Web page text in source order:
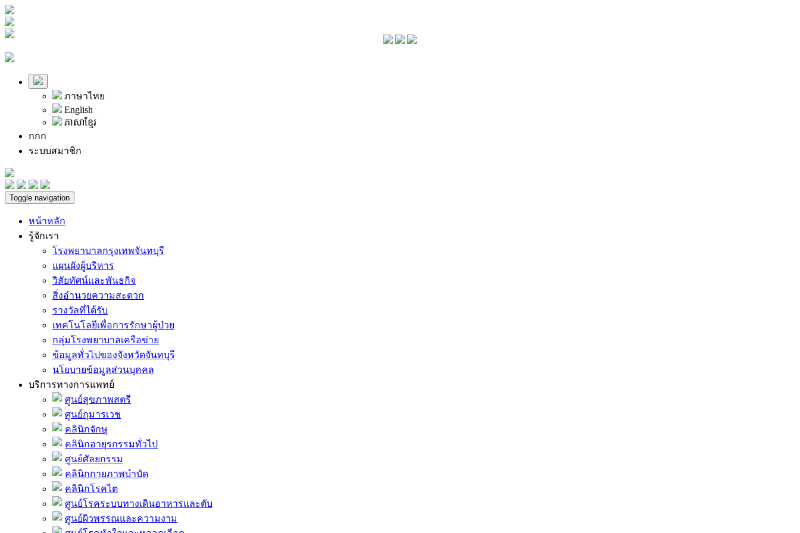
ภาษาไทย
English
ភាសាខ្មែរ
กกก
ระบบสมาชิก
Toggle navigation
หน้าหลัก
รู้จักเรา
โรงพยาบาลกรุงเทพจันทบุรี
แผนผังผู้บริหาร
วิสัยทัศน์และพันธกิจ
สิ่งอำนวยความสะดวก
รางวัลที่ได้รับ
เทคโนโลยีเพื่อการรักษาผู้ป่วย
กลุ่มโรงพยาบาลเครือข่าย
ข้อมูลทั่วไปของจังหวัดจันทบุรี
นโยบายข้อมูลส่วนบุคคล
บริการทางการแพทย์
ศูนย์สุขภาพสตรี
ศูนย์กุมารเวช
คลินิกจักษุ
คลินิกอายุรกรรมทั่วไป
ศูนย์ศัลยกรรม
คลินิกกายภาพบำบัด
คลินิกโรคไต
ศูนย์โรคระบบทางเดินอาหารและตับ
ศูนย์ผิวพรรณและความงาม